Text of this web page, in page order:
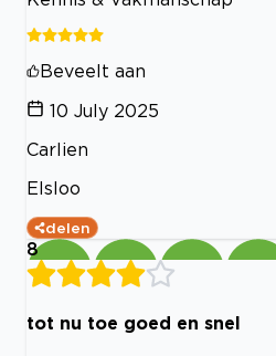
Beveelt aan
10 July 2025
Carlien
Elsloo
delen
8
tot nu toe goed en snel